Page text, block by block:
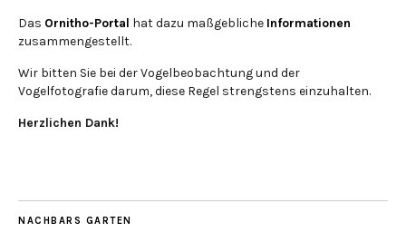
Das Ornitho-Portal hat dazu maßgebliche Informationen
zusammengestellt.
Wir bitten Sie bei der Vogelbeobachtung und der
Vogelfotografie darum, diese Regel strengstens einzuhalten.
Herzlichen Dank!
NACHBARS GARTEN